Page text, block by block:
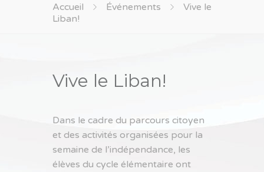
Accueil Événements
Vive le
Liban!
Vive le Liban!
Dans le cadre du parcours citoyen
et des activités organisées pour la
semaine de l’indépendance, les
élèves du cycle élémentaire ont